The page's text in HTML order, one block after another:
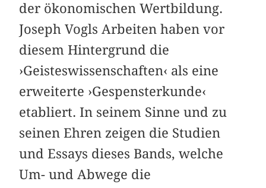
der ökonomischen Wertbildung.
Joseph Vogls Arbeiten haben vor
diesem Hintergrund die
›Geisteswissenschaften‹ als eine
erweiterte ›Gespensterkunde‹
etabliert. In seinem Sinne und zu
seinen Ehren zeigen die Studien
und Essays dieses Bands, welche
Um- und Abwege die